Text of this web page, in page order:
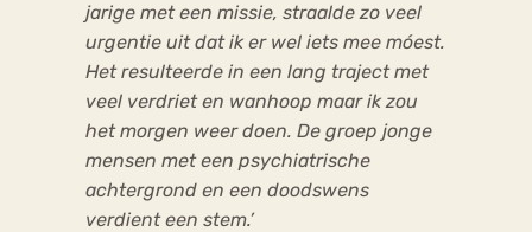
jarige met een missie, straalde zo veel
urgentie uit dat ik er wel iets mee móest.
Het resulteerde in een lang traject met
veel verdriet en wanhoop maar ik zou
het morgen weer doen. De groep jonge
mensen met een psychiatrische
achtergrond en een doodswens
verdient een stem.’